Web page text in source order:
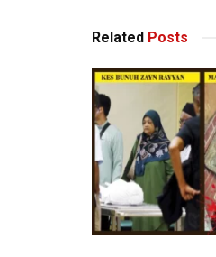
Related Posts